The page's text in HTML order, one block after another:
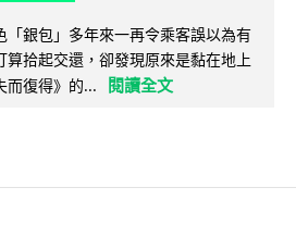
「銀包」多年來一再令乘客誤以為有
算拾起交還，卻發現原來是黏在地上
而復得》的...
閱讀全文